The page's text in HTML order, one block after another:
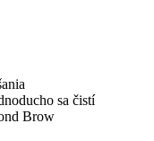
sa čistí
Brow